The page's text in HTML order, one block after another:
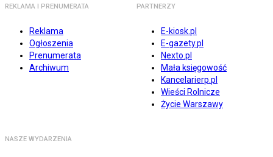
REKLAMA I PRENUMERATA
Reklama
Ogłoszenia
Prenumerata
Archiwum
PARTNERZY
E-kiosk.pl
E-gazety.pl
Nexto.pl
Mała księgowość
Kancelarierp.pl
Wieści Rolnicze
Życie Warszawy
NASZE WYDARZENIA